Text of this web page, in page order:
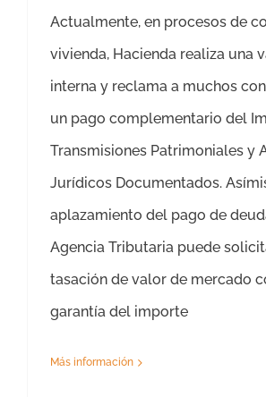
Actualmente, en procesos de
vivienda, Hacienda realiza una
interna y reclama a muchos
un pago complementario del
Transmisiones Patrimoniales y
Jurídicos Documentados.
aplazamiento del pago de
Agencia Tributaria puede
tasación de valor de mercado
garantía del importe
Más información